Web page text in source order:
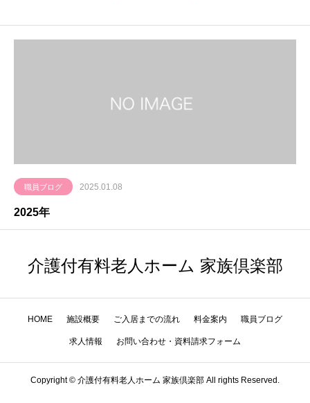
職員ブログ 2025.01.08
2025年
介護付有料老人ホーム 家族倶楽部
HOME 施設概要 ご入居までの流れ 料金案内 職員ブログ
求人情報 お問い合わせ・資料請求フォーム
Copyright © 介護付有料老人ホーム 家族倶楽部 All rights Reserved.